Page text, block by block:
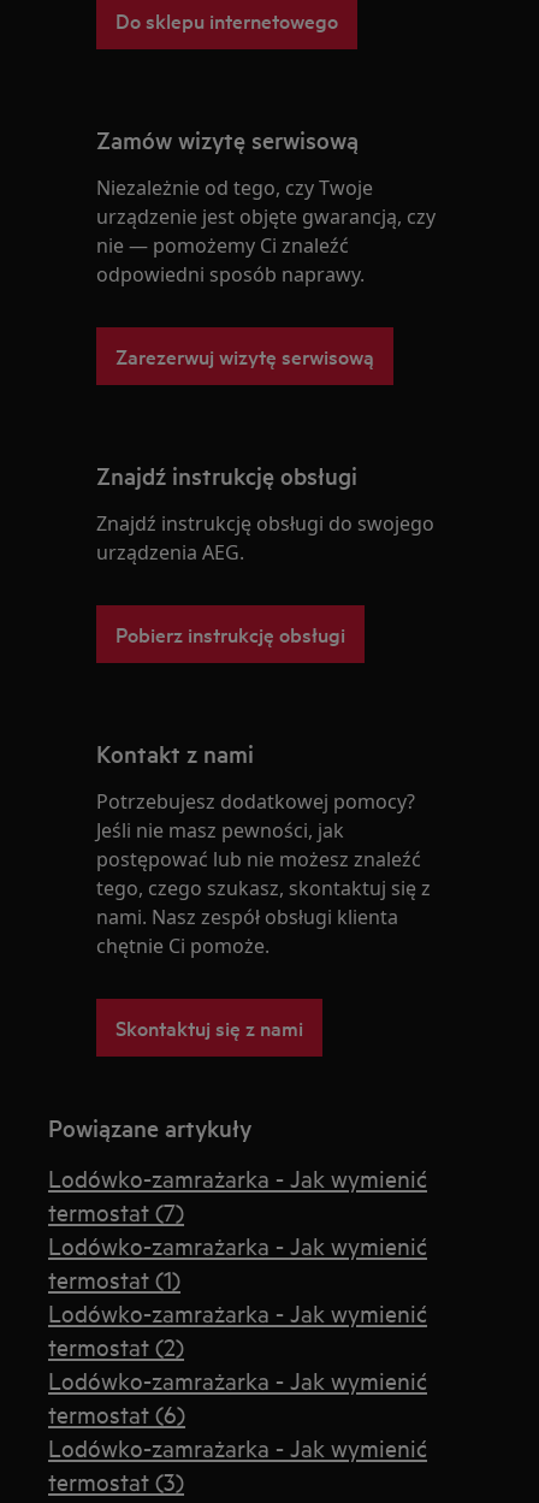
Do sklepu internetowego
Zamów wizytę serwisową
Niezależnie od tego, czy Twoje
urządzenie jest objęte gwarancją, czy
nie — pomożemy Ci znaleźć
odpowiedni sposób naprawy.
Zarezerwuj wizytę serwisową
Znajdź instrukcję obsługi
Znajdź instrukcję obsługi do swojego
urządzenia AEG.
Pobierz instrukcję obsługi
Kontakt z nami
Potrzebujesz dodatkowej pomocy?
Jeśli nie masz pewności, jak
postępować lub nie możesz znaleźć
tego, czego szukasz, skontaktuj się z
nami. Nasz zespół obsługi klienta
chętnie Ci pomoże.
Skontaktuj się z nami
Powiązane artykuły
Lodówko-zamrażarka - Jak wymienić
termostat (7)
Lodówko-zamrażarka - Jak wymienić
termostat (1)
Lodówko-zamrażarka - Jak wymienić
termostat (2)
Lodówko-zamrażarka - Jak wymienić
termostat (6)
Lodówko-zamrażarka - Jak wymienić
termostat (3)